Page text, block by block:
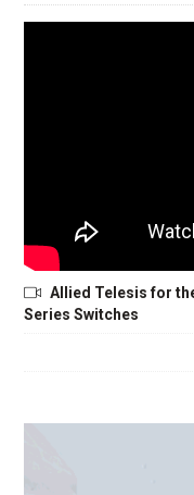
Allied Telesis for
Series Switches